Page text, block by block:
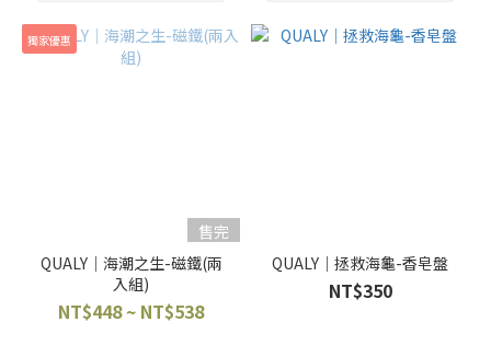
獨家優惠
售完
QUALY｜海潮之生-磁鐵(兩
入組)
NT$448 ~ NT$538
QUALY｜拯救海龜-香皂盤
NT$350